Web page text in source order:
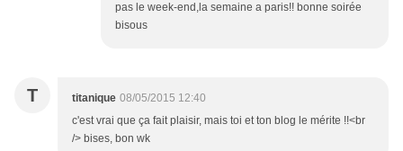
pas le week-end,la semaine a paris!! bonne soirée
bisous
T titanique 08/05/2015 12:40
c'est vrai que ça fait plaisir, mais toi et ton blog le mérite !!<br
/> bises, bon wk